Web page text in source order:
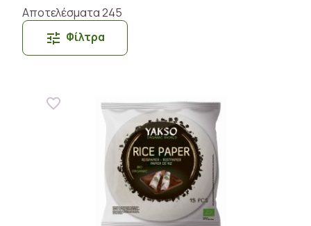
Αποτελέσματα 245
Φίλτρα